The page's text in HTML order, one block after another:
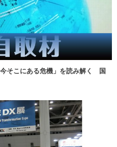
今そこにある危機」を読み解く 国